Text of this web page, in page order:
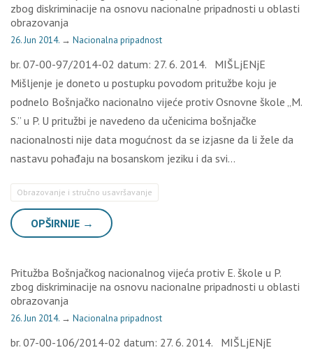
zbog diskriminacije na osnovu nacionalne pripadnosti u oblasti
obrazovanja
26. Jun 2014. → Nacionalna pripadnost
br. 07-00-97/2014-02 datum: 27. 6. 2014. MIŠLjENjE
Mišljenje je doneto u postupku povodom pritužbe koju je
podnelo Bošnjačko nacionalno vijeće protiv Osnovne škole „M.
S.” u P. U pritužbi je navedeno da učenicima bošnjačke
nacionalnosti nije data mogućnost da se izjasne da li žele da
nastavu pohađaju na bosanskom jeziku i da svi…
Obrazovanje i stručno usavršavanje
OPŠIRNIJE →
Pritužba Bošnjačkog nacionalnog vijeća protiv E. škole u P.
zbog diskriminacije na osnovu nacionalne pripadnosti u oblasti
obrazovanja
26. Jun 2014. → Nacionalna pripadnost
br. 07-00-106/2014-02 datum: 27. 6. 2014. MIŠLjENjE